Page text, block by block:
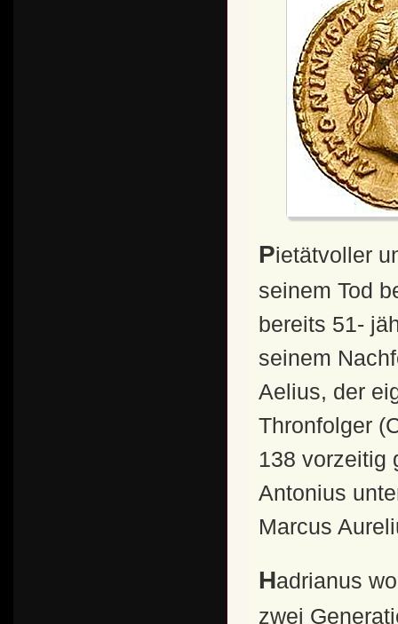
Pietätvoller und "guter" Adoptivkaiser Noch kurz vor
seinem Tod
bereits 51-
seinem
Aelius, der
Thronfolger
138 vorzeitig
Antonius
Marcus
Hadrianus wollte die Thronfolge für das Reich über
zwei